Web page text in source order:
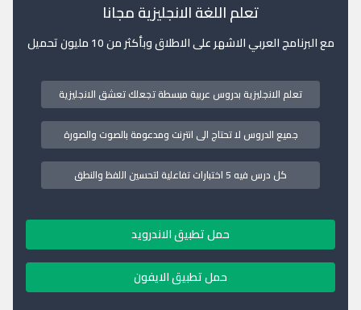
تعلم اللغة الانجليزية مجانا
مع البرنامج العربي الاشهر على الاطلاق وبأكثر من 10 مليون تحميل
تعلم الانجليزية بدروس عربية مبسطة تجعلك تعشق الانجليزية
جميع الدروس لا تحتاج الى انترنت ومدعومة بالصوت والصورة
كل درس فيه 5 اختبارات تفاعلية لتحسين اللفظ والنطق
حمل تطبيق الاندرويد
حمل تطبيق الايفون